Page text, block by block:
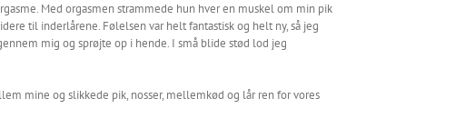
Med orgasmen strammede hun hver en muskel om min pik
til inderlårene. Følelsen var helt fantastisk og helt ny, så jeg
mig og sprøjte op i hende. I små blide stød lod jeg
mine og slikkede pik, nosser, mellemkød og lår ren for vores